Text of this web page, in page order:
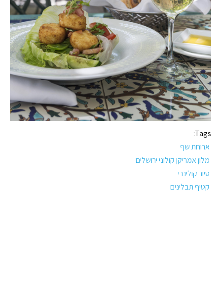
Tags:
ארוחת שף
מלון אמריקן קולוני ירושלים
סיור קולינרי
קטיף תבלינים